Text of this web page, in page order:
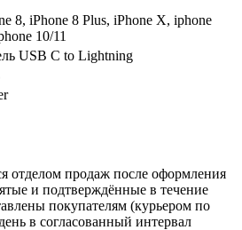
8, iPhone 8 Plus, iPhone X, iphone
10/11
USB C to Lightning
отделом продаж после оформления
и подтверждённые в течение
покупателям (курьером по
в согласованный интервал